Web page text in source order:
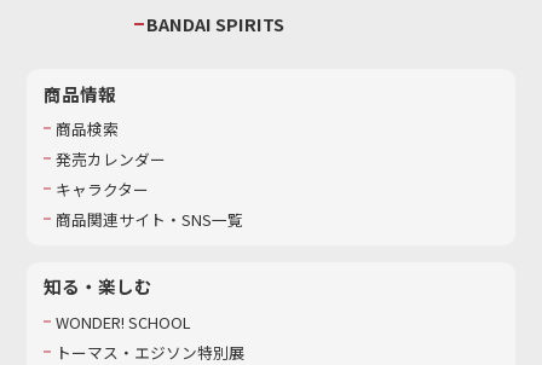
BANDAI SPIRITS
商品情報
商品検索
発売カレンダー
キャラクター
商品関連サイト・SNS一覧
知る・楽しむ
WONDER! SCHOOL
トーマス・エジソン特別展